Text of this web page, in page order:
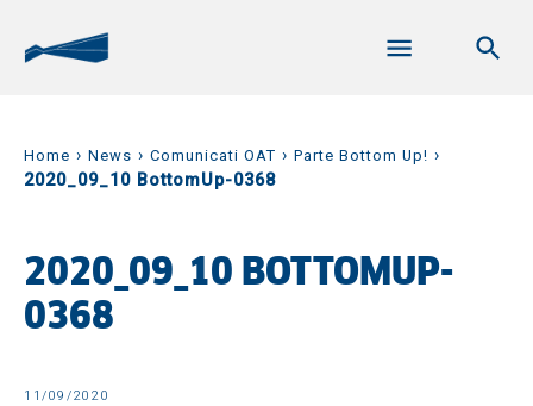
Home › News › Comunicati OAT › Parte Bottom Up! ›
2020_09_10 BottomUp-0368
2020_09_10 BOTTOMUP-
0368
11/09/2020